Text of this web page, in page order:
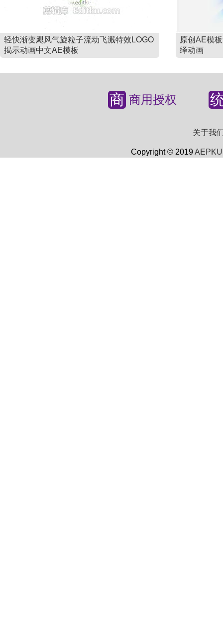
轻快渐变飓风气旋粒子流动飞溅特效LOGO
揭示动画中文AE模板
原创AE模
绎动画
商 商用授权
关于我
Copyright © 2019